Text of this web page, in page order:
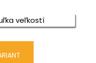
veľkostí